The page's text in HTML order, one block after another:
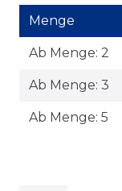
Menge
Ab Menge: 2
Ab Menge: 3
Ab Menge: 5